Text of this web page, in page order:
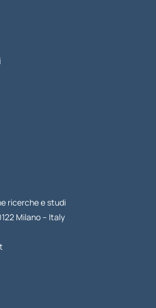
ricerche e studi
Milano – Italy